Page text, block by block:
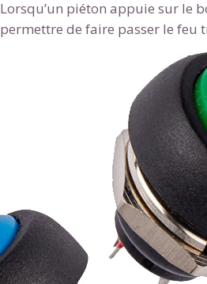
Lorsqu’un piéton appuie sur le
permettre de faire passer le feu
de vos données
notre charte.